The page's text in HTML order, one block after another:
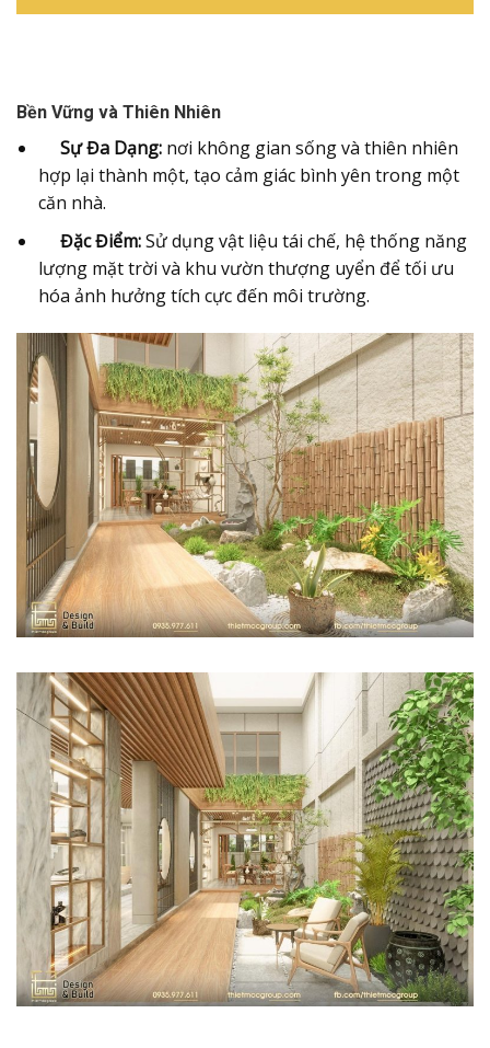
Bền Vững và Thiên Nhiên
Sự Đa Dạng: nơi không gian sống và thiên nhiên
hợp lại thành một, tạo cảm giác bình yên trong một
căn nhà.
Đặc Điểm:Sử dụng vật liệu tái chế, hệ thống năng
lượng mặt trời và khu vườn thượng uyển để tối ưu
hóa ảnh hưởng tích cực đến môi trường.